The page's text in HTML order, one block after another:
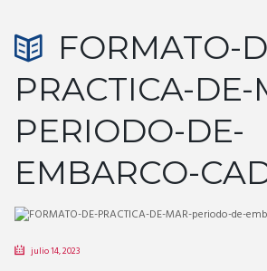
FORMATO-
PRACTICA-DE-
PERIODO-DE-
EMBARCO-
julio 14, 2023